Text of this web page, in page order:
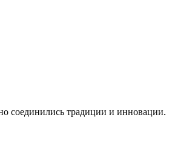
соединились традиции и инновации.